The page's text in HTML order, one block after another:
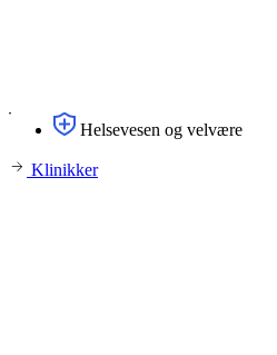
Helsevesen og velvære
Klinikker